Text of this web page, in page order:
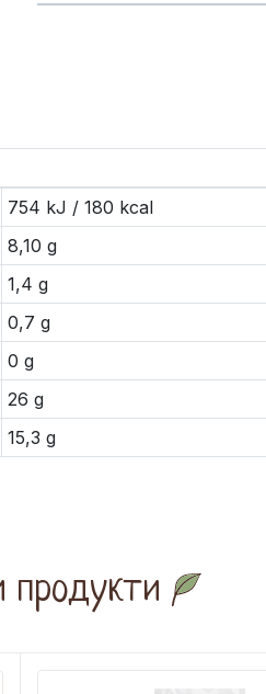
754 kJ / 180 kcal
8,10 g
1,4 g
0,7 g
0 g
26 g
15,3 g
продукти